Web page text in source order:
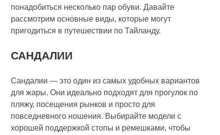
понадобиться несколько пар обуви. Давайте
рассмотрим основные виды, которые могут
пригодиться в путешествии по Тайланду.
САНДАЛИИ
Сандалии — это один из самых удобных вариантов
для жары. Они идеально подходят для прогулок по
пляжу, посещения рынков и просто для
повседневного ношения. Выбирайте модели с
хорошей поддержкой стопы и ремешками, чтобы